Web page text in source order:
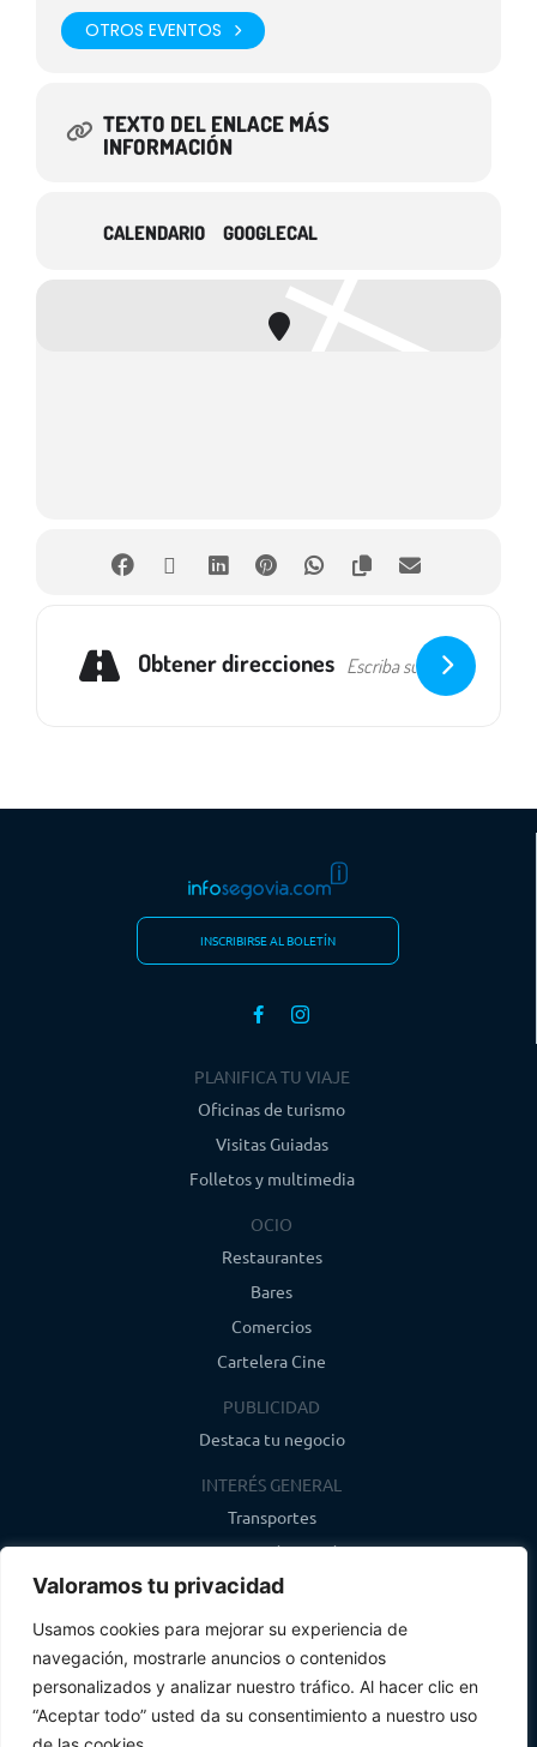
Valoramos tu privacidad
Usamos cookies para mejorar su experiencia de
navegación, mostrarle anuncios o contenidos
personalizados y analizar nuestro tráfico. Al hacer clic en
“Aceptar todo” usted da su consentimiento a nuestro uso
OTROS EVENTOS
TEXTO DEL ENLACE MÁS
INFORMACIÓN
CALENDARIO GOOGLECAL
Obtener direcciones
INSCRIBIRSE AL BOLETÍN
PLANIFICA TU VIAJE
Oficinas de turismo
Visitas Guiadas
Folletos y multimedia
OCIO
Restaurantes
Bares
Comercios
Cartelera Cine
PUBLICIDAD
Destaca tu negocio
INTERÉS GENERAL
Transportes
Farmacias de guardia
Canal de WhatsApp
Último boletín
info@infosegovia.com